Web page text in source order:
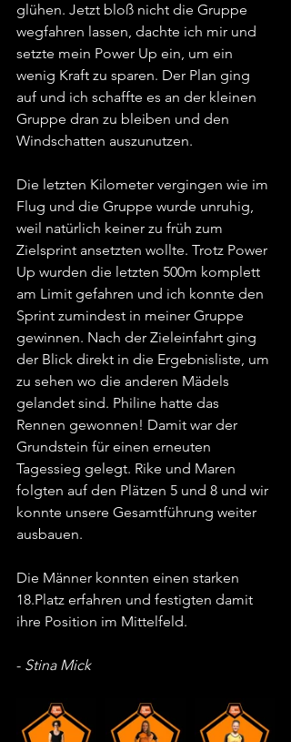
glühen. Jetzt bloß nicht die Gruppe
wegfahren lassen, dachte ich mir und
setzte mein Power Up ein, um ein
wenig Kraft zu sparen. Der Plan ging
auf und ich schaffte es an der kleinen
Gruppe dran zu bleiben und den
Windschatten auszunutzen.
Die letzten Kilometer vergingen wie im
Flug und die Gruppe wurde unruhig,
weil natürlich keiner zu früh zum
Zielsprint ansetzten wollte. Trotz Power
Up wurden die letzten 500m komplett
am Limit gefahren und ich konnte den
Sprint zumindest in meiner Gruppe
gewinnen. Nach der Zieleinfahrt ging
der Blick direkt in die Ergebnisliste, um
zu sehen wo die anderen Mädels
gelandet sind. Philine hatte das
Rennen gewonnen! Damit war der
Grundstein für einen erneuten
Tagessieg gelegt. Rike und Maren
folgten auf den Plätzen 5 und 8 und wir
konnte unsere Gesamtführung weiter
ausbauen.
Die Männer konnten einen starken
18.Platz erfahren und festigten damit
ihre Position im Mittelfeld.
- Stina Mick